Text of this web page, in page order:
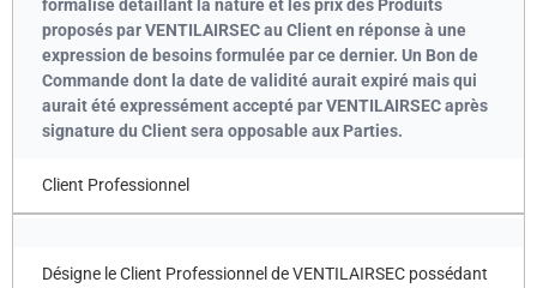
Client Professionnel
Désigne le Client Professionnel de VENTILAIRSEC possédant